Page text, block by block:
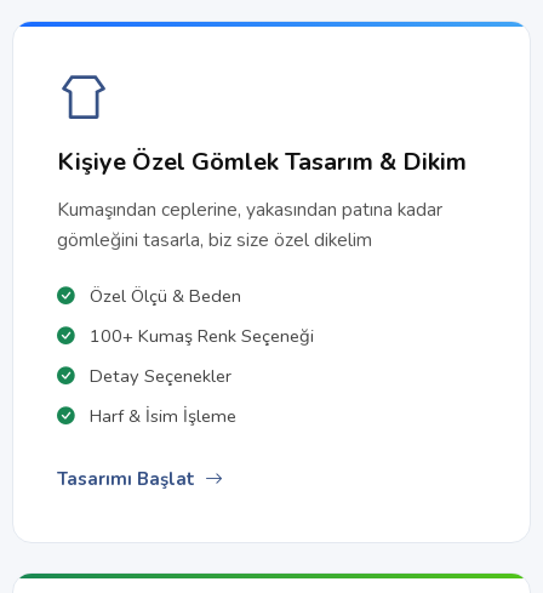
Kişiye Özel Gömlek Tasarım & Dikim
Kumaşından ceplerine, yakasından patına kadar
gömleğini tasarla, biz size özel dikelim
Özel Ölçü & Beden
100+ Kumaş Renk Seçeneği
Detay Seçenekler
Harf & İsim İşleme
Tasarımı Başlat